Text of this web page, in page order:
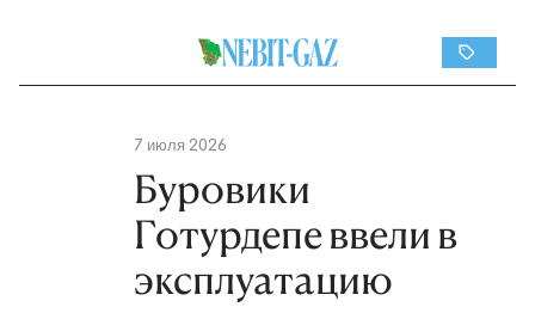
7 июля 2026
Буровики
Готурдепе ввели в
эксплуатацию